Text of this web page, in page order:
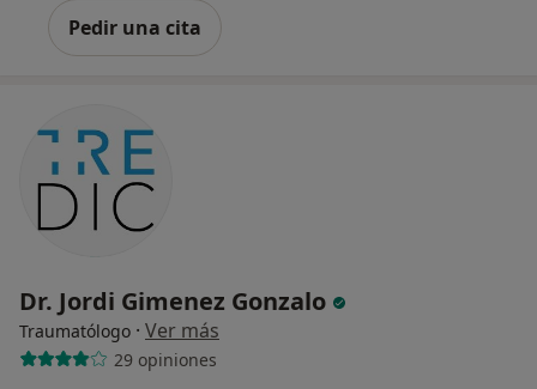
Pedir una cita
Dr. Jordi Gimenez Gonzalo
Traumatólogo · Ver más
29 opiniones